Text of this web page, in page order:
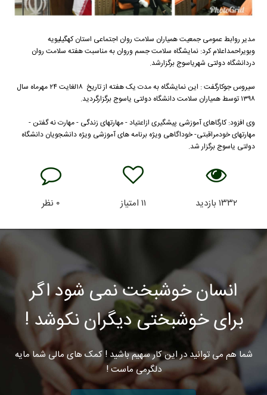
مدیر روابط عمومی جمعیت همیاران سلامت روان اجتماعی استان کهگیلیویه
وبویراحمداعلام کرد: نمایشگاه سلامت جسم وروان به مناسبت هفته سلامت روان
دردانشگاه دولتی شهریاسوج برگزارشد.
سیروس جوکارگفت : این نمایشگاه به مدت یک هفته از تاریخ ۱۸لغایت ۲۴ مهرماه سال
۱۳۹۸ توسط همیاران سلامت دانشگاه دولتی یاسوج برگزارگردید.
وی افزود: کارگاهای آموزشی پیشگیری ازاعتیاد - مهارتهای زندگی - مهارت نه گفتن -
مهارتهای خودمراقبتی- خوداگاهی ویژه برنامه های آموزشی ویژه دانشجویان دانشگاه
دولتی یاسوج برگزار شد.
۱۳۳۲ بازدید ۱۱امتیاز ۰ نظر
انسان خوشبخت نمی شود اگر
برای خوشبختی دیگران نکوشد !
شما هم می توانید در این کار سهیم باشید ! کمک های مالی شما مایه
دلگرمی ماست !